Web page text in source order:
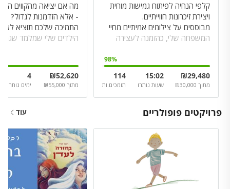
קלפי הנחיה לפיתוח גמישות מוחית
מבוססים על צילומים אמיתיים מחיי
המשפחה שלי, כהזמנה לעצירה
98%
₪29,480
מתוך ₪30,000
15:02
שעות נותרו
114
תומכים.ות
מה אם יציאה מהקווים
התמיכה שלכם תוציא
הילדים שלי שמלמד שגם
₪52,620
מתוך ₪55,000
4
ימים נותרו
פרויקטים פופולריים עוד